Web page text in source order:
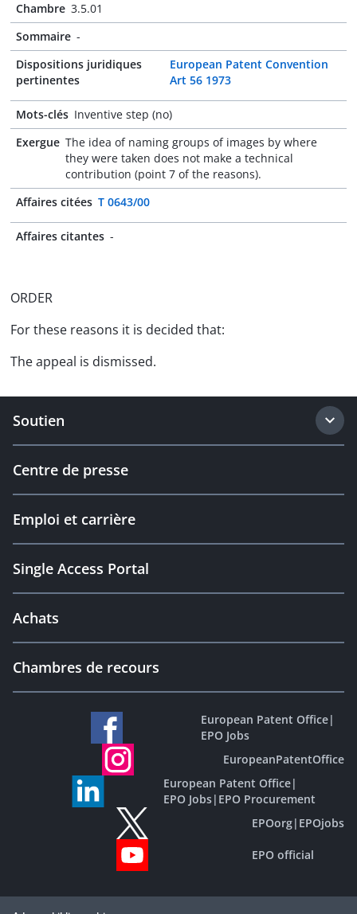
Chambre 3.5.01
Sommaire -
Dispositions juridiques
pertinentes
European Patent Convention
Art 56 1973
Mots-clés Inventive step (no)
Exergue The idea of naming groups of images by where
they were taken does not make a technical
contribution (point 7 of the reasons).
Affaires citées T 0643/00
Affaires citantes -
ORDER
For these reasons it is decided that:
The appeal is dismissed.
Soutien
Centre de presse
Emploi et carrière
Single Access Portal
Achats
Chambres de recours
European Patent Office|
EPO Jobs
EuropeanPatentOffice
European Patent Office|
EPO Jobs| EPO Procurement
EPOorg| EPOjobs
EPO official